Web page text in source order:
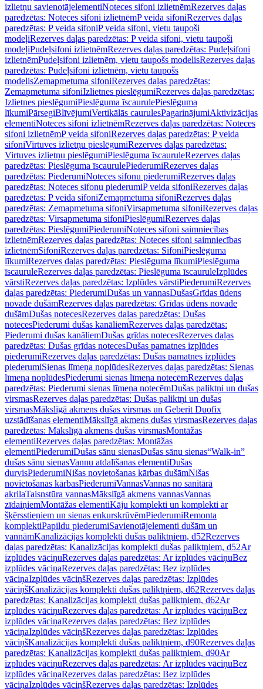
izlietņu savienotājelementiNoteces sifoni izlietnēmRezerves daļas
paredzētas: Noteces sifoni izlietnēmP veida sifoniRezerves daļas
paredzētas: P veida sifoniP veida sifoni, vietu taupoši
modeļiRezerves daļas paredzētas: P veida sifoni, vietu taupoši
modeļiPudeļsifoni izlietnēmRezerves daļas paredzētas: Pudeļsifoni
izlietnēmPudeļsifoni izlietnēm, vietu taupošs modelisRezerves daļas
paredzētas: Pudeļsifoni izlietnēm, vietu taupošs
modelisZemapmetuma sifoniRezerves daļas paredzētas:
Zemapmetuma sifoniIzlietnes pieslēgumiRezerves daļas paredzētas:
Izlietnes pieslēgumiPieslēguma īscaurulePieslēguma
līkumiPārsegiBlīvējumiVertikālās caurulesPagarinājumiAktivizācijas
elementiNoteces sifoni izlietnēmRezerves daļas paredzētas: Noteces
sifoni izlietnēmP veida sifoniRezerves daļas paredzētas: P veida
sifoniVirtuves izlietņu pieslēgumiRezerves daļas paredzētas:
Virtuves izlietņu pieslēgumiPieslēguma īscauruleRezerves daļas
paredzētas: Pieslēguma īscaurulePiederumiRezerves daļas
paredzētas: PiederumiNoteces sifonu piederumiRezerves daļas
paredzētas: Noteces sifonu piederumiP veida sifoniRezerves daļas
paredzētas: P veida sifoniZemapmetuma sifoniRezerves daļas
paredzētas: Zemapmetuma sifoniVirsapmetuma sifoniRezerves daļas
paredzētas: Virsapmetuma sifoniPieslēgumiRezerves daļas
paredzētas: PieslēgumiPiederumiNoteces sifoni saimniecības
izlietnēmRezerves daļas paredzētas: Noteces sifoni saimniecības
izlietnēmSifoniRezerves daļas paredzētas: SifoniPieslēguma
līkumiRezerves daļas paredzētas: Pieslēguma līkumiPieslēguma
īscauruleRezerves daļas paredzētas: Pieslēguma īscauruleIzplūdes
vārstiRezerves daļas paredzētas: Izplūdes vārstiPiederumiRezerves
daļas paredzētas: PiederumiDušas un vannasDušasGrīdas ūdens
novade dušāmRezerves daļas paredzētas: Grīdas ūdens novade
dušāmDušas notecesRezerves daļas paredzētas: Dušas
notecesPiederumi dušas kanāliemRezerves daļas paredzētas:
Piederumi dušas kanāliemDušas grīdas notecesRezerves daļas
paredzētas: Dušas grīdas notecesDušas pamatnes izplūdes
piederumiRezerves daļas paredzētas: Dušas pamatnes izplūdes
piederumiSienas līmeņa noplūdesRezerves daļas paredzētas: Sienas
līmeņa noplūdesPiederumi sienas līmeņa notecēmRezerves daļas
paredzētas: Piederumi sienas līmeņa notecēmDušas paliktņi un dušas
virsmasRezerves daļas paredzētas: Dušas paliktņi un dušas
virsmasMākslīgā akmens dušas virsmas un Geberit Duofix
uzstādīšanas elementiMākslīgā akmens dušas virsmasRezerves daļas
paredzētas: Mākslīgā akmens dušas virsmasMontāžas
elementiRezerves daļas paredzētas: Montāžas
elementiPiederumiDušas sānu sienasDušas sānu sienas“Walk-in”
dušas sānu sienasVannu atdalīšanas elementiDušas
durvisPiederumiNišas novietošanas kārbas dušāmNišas
novietošanas kārbasPiederumiVannasVannas no sanitārā
akrilaTaisnstūra vannasMākslīgā akmens vannasVannas
zīdaiņiemMontāžas elementiKāju komplekti un komplekti ar
šķērsstieņiem un sienas enkurskrūvēmPiederumiRemonta
komplektiPapildu piederumiSavienotājelementi dušām un
vannāmKanalizācijas komplekti dušas paliktņiem, d52Rezerves
daļas paredzētas: Kanalizācijas komplekti dušas paliktņiem, d52Ar
izplūdes vāciņuRezerves daļas paredzētas: Ar izplūdes vāciņuBez
izplūdes vāciņaRezerves daļas paredzētas: Bez izplūdes
vāciņaIzplūdes vāciņšRezerves daļas paredzētas: Izplūdes
vāciņšKanalizācijas komplekti dušas paliktņiem, d62Rezerves daļas
paredzētas: Kanalizācijas komplekti dušas paliktņiem, d62Ar
izplūdes vāciņuRezerves daļas paredzētas: Ar izplūdes vāciņuBez
izplūdes vāciņaRezerves daļas paredzētas: Bez izplūdes
vāciņaIzplūdes vāciņšRezerves daļas paredzētas: Izplūdes
vāciņšKanalizācijas komplekti dušas paliktņiem, d90Rezerves daļas
paredzētas: Kanalizācijas komplekti dušas paliktņiem, d90Ar
izplūdes vāciņuRezerves daļas paredzētas: Ar izplūdes vāciņuBez
izplūdes vāciņaRezerves daļas paredzētas: Bez izplūdes
vāciņaIzplūdes vāciņšRezerves daļas paredzētas: Izplūdes